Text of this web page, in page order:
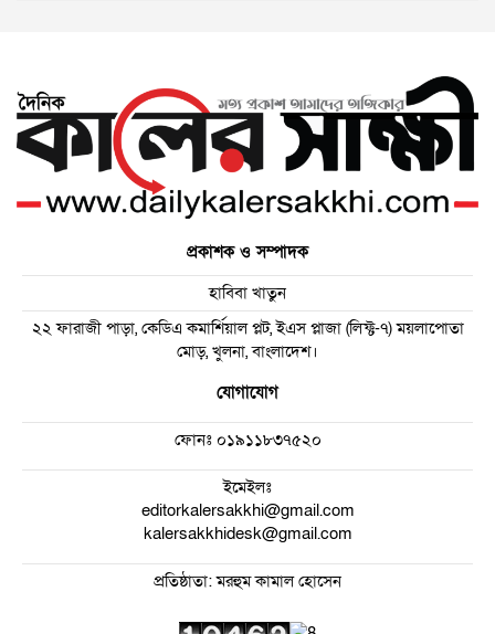
প্রকাশক ও সম্পাদক
হাবিবা খাতুন
২২ ফারাজী পাড়া, কেডিএ কমার্শিয়াল প্লট, ইএস প্লাজা (লিফ্ট-৭) ময়লাপোতা
মোড়, খুলনা, বাংলাদেশ।
যোগাযোগ
ফোনঃ০১৯১১৮৩৭৫২০
ইমেইলঃ
editorkalersakkhi@gmail.com
kalersakkhidesk@gmail.com
প্রতিষ্ঠাতা: মরহুম কামাল হোসেন